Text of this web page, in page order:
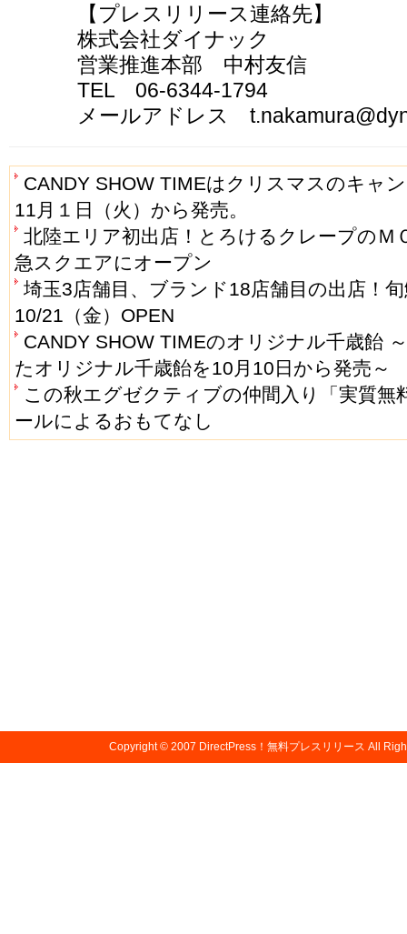
【プレスリリース連絡先】
株式会社ダイナック
営業推進本部 中村友信
TEL 06-6344-1794
メールアドレス
CANDY SHOW TIMEはクリスマスのキャ
11月１日（火）から発売。
北陸エリア初出店！とろけるクレープのＭ
急スクエアにオープン
埼玉3店舗目、ブランド18店舗目の出店！
10/21（金）OPEN
CANDY SHOW TIMEのオリジナル千歳飴
たオリジナル千歳飴を10月10日から発売～
この秋エグゼクティブの仲間入り「実質無
ールによるおもてなし
Copyright © 2007 DirectPress！無料プレスリリース All